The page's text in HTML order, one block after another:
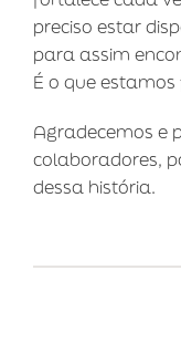
preciso estar
para assim
É o que
Agradecemos e
colaboradores,
dessa história.